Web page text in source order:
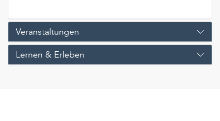
Veranstaltungen
Lernen & Erleben